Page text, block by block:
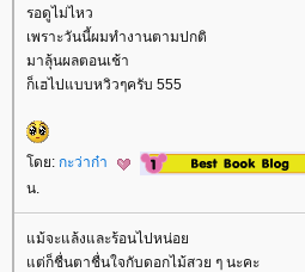
รอดูไม่ไหว
เพราะวันนี้ผมทำงานตามปกติ
มาลุ้นผลตอนเช้า
ก็เฮไปแบบหวิวๆครับ 555
ดย: กะว่าก๋า
น.
ม้จะแล้งและร้อนไปหน่อ
ต่ก็ชื่นตาชื่นใจกับดอกไม้สวย ๆ นะคะ